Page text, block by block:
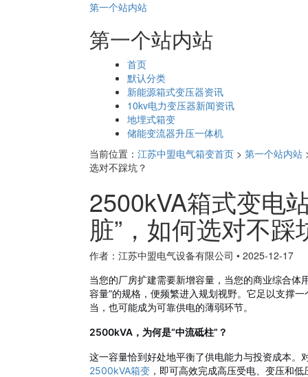
第一个站内站
第一个站内站
首页
默认分类
新能源箱式变压器资讯
10kv电力变压器新闻资讯
地埋式箱变
储能变流器升压一体机
当前位置： 江苏中盟电气箱变首页 > 第一个站内站
选对不踩坑？
2500kVA箱式变电
脏”，如何选对不踩
作者：江苏中盟电气设备有限公司 • 2025-12-17
当您的厂房扩建需要新增容量，当您的商业综合体
容量”的规格，便频繁进入规划视野。它足以支撑
当，也可能成为可靠供电的薄弱环节。
2500kVA，为何是“中流砥柱”？
这一容量恰到好处地平衡了供电能力与投资成本
2500kVA箱变 ，即可高效完成高压受电、变压和